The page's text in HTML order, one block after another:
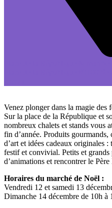
Venez plonger dans la magie des
Sur la place de la République et
nombreux chalets et stands vous
fin d’année. Produits
d’art et idées cadeaux originales
festif et convivial. Petits et
d’animations et rencontrer le
Horaires du marché de Noël :
Vendredi 12 et samedi 13
Dimanche 14 décembre de 10h à